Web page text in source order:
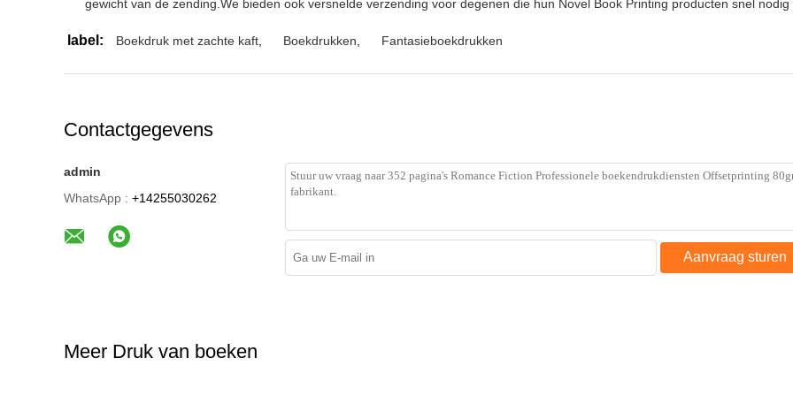
gewicht van de zending.We bieden ook versnelde verzending voor degenen die hun Novel Book Printing producten snel nodig
label: Boekdruk met zachte kaft Boekdrukken Fantasieboekdrukken
Contactgegevens
admin
WhatsApp : +14255030262
Aanvraag sturen
Meer Druk van boeken